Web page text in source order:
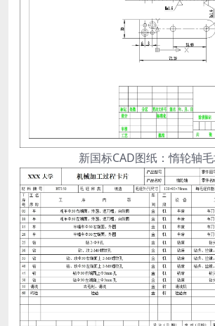
新国标CAD图纸：惰轮轴